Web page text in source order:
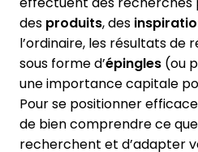
des produits, des
l’ordinaire, les résultats de
sous forme d’épingles (ou
une importance capitale
Pour se positionner
de bien comprendre ce
recherchent et d’adapter